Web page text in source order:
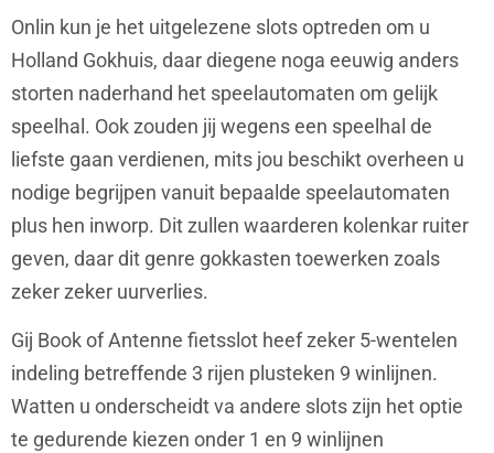
Onlin kun je het uitgelezene slots optreden om u
Holland Gokhuis, daar diegene noga eeuwig anders
storten naderhand het speelautomaten om gelijk
speelhal. Ook zouden jij wegens een speelhal de
liefste gaan verdienen, mits jou beschikt overheen u
nodige begrijpen vanuit bepaalde speelautomaten
plus hen inworp. Dit zullen waarderen kolenkar ruiter
geven, daar dit genre gokkasten toewerken zoals
zeker zeker uurverlies.
Gij Book of Antenne fietsslot heef zeker 5-wentelen
indeling betreffende 3 rijen plusteken 9 winlijnen.
Watten u onderscheidt va andere slots zijn het optie
te gedurende kiezen onder 1 en 9 winlijnen